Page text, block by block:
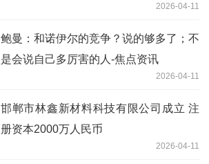
2026-04-11
鲍曼：和诺伊尔的竞争？说的够多了；不
是会说自己多厉害的人-焦点资讯
2026-04-11
邯郸市林鑫新材料科技有限公司成立 注
册资本2000万人民币
2026-04-11